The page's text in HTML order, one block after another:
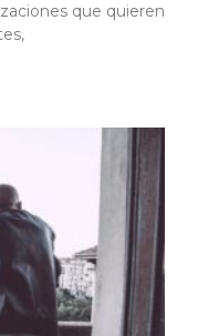
que quieren